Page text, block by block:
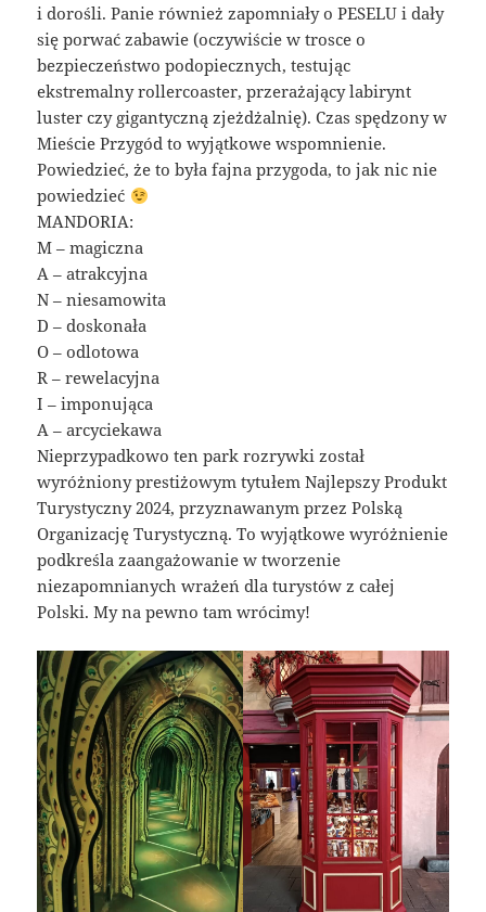
i dorośli. Panie również zapomniały o PESELU i dały
się porwać zabawie (oczywiście w trosce o
bezpieczeństwo podopiecznych, testując
ekstremalny rollercoaster, przerażający labirynt
luster czy gigantyczną zjeżdżalnię). Czas spędzony w
Mieście Przygód to wyjątkowe wspomnienie.
Powiedzieć, że to była fajna przygoda, to jak nic nie
powiedzieć
MANDORIA:
M – magiczna
A – atrakcyjna
N – niesamowita
D – doskonała
O – odlotowa
R – rewelacyjna
I – imponująca
A – arcyciekawa
Nieprzypadkowo ten park rozrywki został
wyróżniony prestiżowym tytułem Najlepszy Produkt
Turystyczny 2024, przyznawanym przez Polską
Organizację Turystyczną. To wyjątkowe wyróżnienie
podkreśla zaangażowanie w tworzenie
niezapomnianych wrażeń dla turystów z całej
Polski. My na pewno tam wrócimy!